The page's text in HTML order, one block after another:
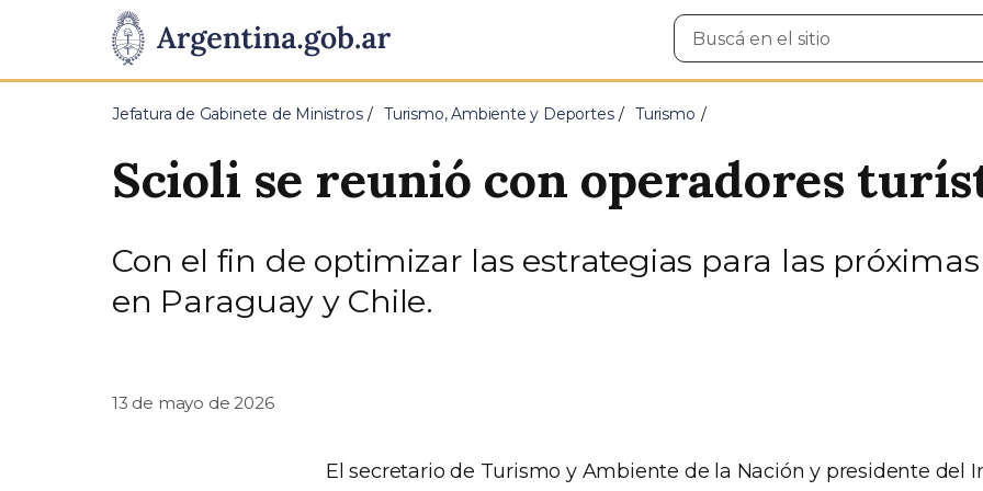
Presidencia
de
Pasar al contenido principal
Buscar
en
Jefatura de Gabinete de Ministros Turismo, Ambiente y Deportes Turismo
Scioli se reunió con operadores
Con el fin de optimizar las estrategias para las
en Paraguay y Chile.
13 de mayo de 2026
El secretario de Turismo y Ambiente de la Nación y presidente del